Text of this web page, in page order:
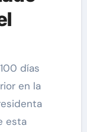
días
en la
esta